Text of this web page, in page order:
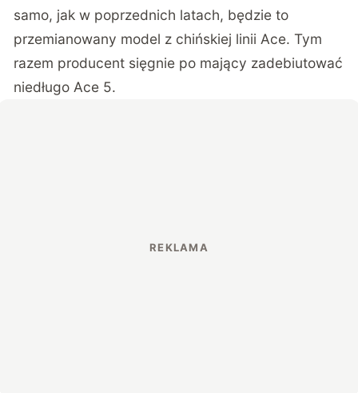
samo, jak w poprzednich latach, będzie to
przemianowany model z chińskiej linii Ace. Tym
razem producent sięgnie po mający zadebiutować
niedługo Ace 5.